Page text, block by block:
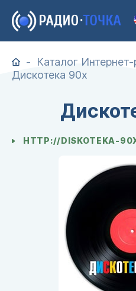
Каталог
Дискотека 90х
HTTP://DISKOTEKA-